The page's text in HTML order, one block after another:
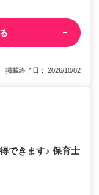
載終了日： 2026/10/02
できます♪ 保育士